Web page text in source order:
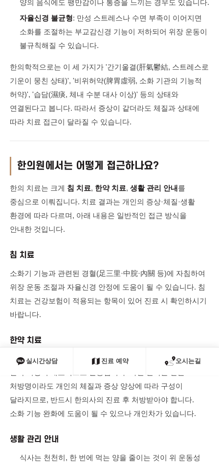
실시간상담 진료 예약 오시는길
양의 음식에도 팽만감이나 통증을 느끼는 경우도 있습니다.
자율신경 불균형: 만성 스트레스나 수면 부족이 이어지면
소화를 조절하는 부교감신경 기능이 저하되어 위장 운동이
불규칙해질 수 있습니다.
한의학적으로는 이 세 가지가 '간기울결(肝氣鬱結, 스트레스로
기운이 뭉친 상태)', '비위허약(脾胃虛弱, 소화 기관의 기능적
허약)', '습담(濕痰, 체내 수분 대사 이상)' 등의 상태와
연결된다고 봅니다. 따라서 증상이 같더라도 체질과 상태에
따라 치료 접근이 달라질 수 있습니다.
한의원에서는 어떻게 접근하나요?
한의 치료는 크게 침 치료, 한약 치료, 생활 관리 안내를
중심으로 이뤄집니다. 치료 결과는 개인의 증상·체질·생활
환경에 따라 다르며, 아래 내용은 일반적인 접근 방식을
안내한 것입니다.
침 치료
소화기 기능과 관련된 경혈(足三里·中脘·內關 등)에 자침하여
위장 운동 조절과 자율신경 안정에 도움이 될 수 있습니다. 침
치료는 건강보험이 적용되는 항목이 있어 진료 시 확인하시기
바랍니다.
한약 치료
반하사심탕(半夏瀉心湯), 육군자탕(六君子湯) 등 소화기 관련
처방명이라도 개인의 체질과 증상 양상에 따라 구성이
달라지므로, 반드시 한의사의 진료 후 처방받아야 합니다.
소화 기능 완화에 도움이 될 수 있으나 개인차가 있습니다.
생활 관리 안내
식사는 천천히, 한 번에 먹는 양을 줄이는 것이 위 운동성